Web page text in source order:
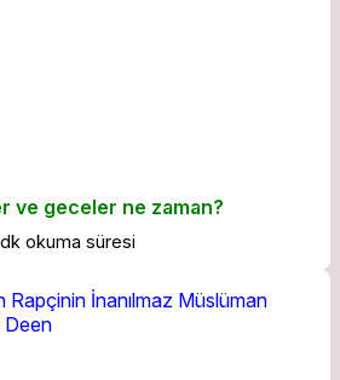
ve geceler ne zaman?
okuma süresi